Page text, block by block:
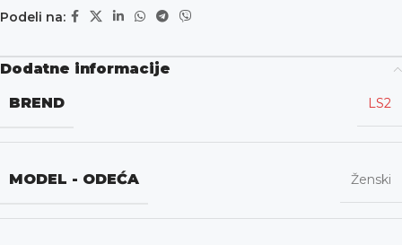
Podeli na:
Dodatne informacije
BREND
LS2
MODEL - ODEĆA Ženski